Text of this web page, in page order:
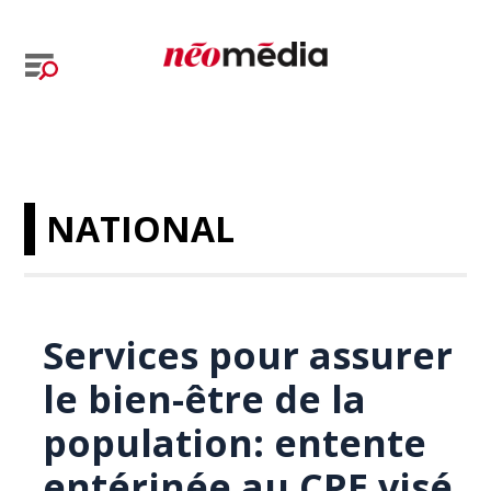
NATIONAL
Services pour assurer
le bien-être de la
population: entente